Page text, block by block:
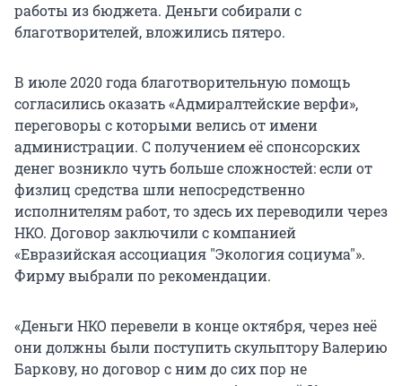
работы из бюджета. Деньги собирали с
благотворителей, вложились пятеро.
В июле 2020 года благотворительную помощь
согласились оказать «Адмиралтейские верфи»,
переговоры с которыми велись от имени
администрации. С получением её спонсорских
денег возникло чуть больше сложностей: если от
физлиц средства шли непосредственно
исполнителям работ, то здесь их переводили через
НКО. Договор заключили с компанией
«Евразийская ассоциация "Экология социума"».
Фирму выбрали по рекомендации.
«Деньги НКО перевели в конце октября, через неё
они должны были поступить скульптору Валерию
Баркову, но договор с ним до сих пор не